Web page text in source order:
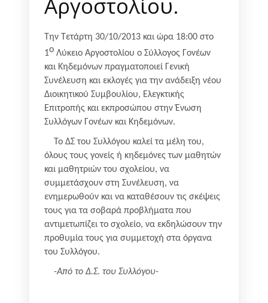
Την Τετάρτη 30/10/2013 και ώρα 18:00 στο
1ο Λύκειο Αργοστολίου ο Σύλλογος Γονέων
και Κηδεμόνων πραγματοποιεί Γενική
Συνέλευση και εκλογές για την ανάδειξη νέου
Διοικητικού Συμβουλίου, Ελεγκτικής
Επιτροπής και εκπροσώπου στην Ένωση
Συλλόγων Γονέων και Κηδεμόνων.
Το ΔΣ του Συλλόγου καλεί τα μέλη του,
όλους τους γονείς ή κηδεμόνες των μαθητών
και μαθητριών του σχολείου, να
συμμετάσχουν στη Συνέλευση, να
ενημερωθούν και να καταθέσουν τις σκέψεις
τους για τα σοβαρά προβλήματα που
αντιμετωπίζει το σχολείο, να εκδηλώσουν την
προθυμία τους για συμμετοχή στα όργανα
του Συλλόγου.
-Από το Δ.Σ. του Συλλόγου-